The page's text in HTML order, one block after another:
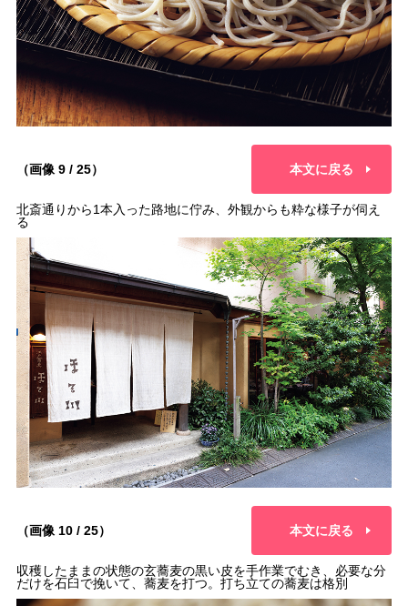
（画像 9 / 25） 本文に戻る
北斎通りから1本入った路地に佇み、外観からも粋な様子が伺え
る
（画像 10 / 25） 本文に戻る
収穫したままの状態の玄蕎麦の黒い皮を手作業でむき、必要な分
だけを石臼で挽いて、蕎麦を打つ。打ち立ての蕎麦は格別